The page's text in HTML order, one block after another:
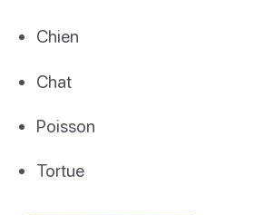
Chien
Chat
Poisson
Tortue